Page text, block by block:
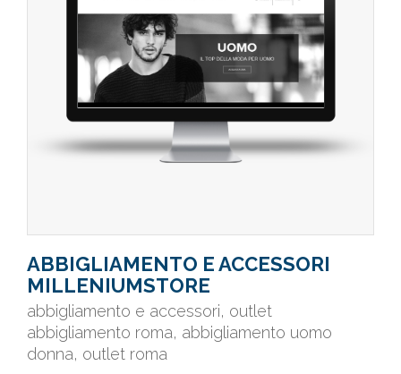
ABBIGLIAMENTO E ACCESSORI
MILLENIUMSTORE
abbigliamento e accessori, outlet
abbigliamento roma, abbigliamento uomo
donna, outlet roma